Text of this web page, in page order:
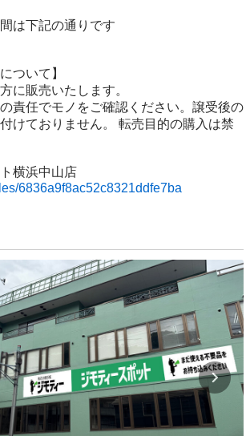
は下記の通りです
ついて】
に販売いたします。
責任でモノをご確認ください。譲受後の
けておりません。 転売⽬的の購⼊は禁
6836a9f8ac52c8321ddfe7ba